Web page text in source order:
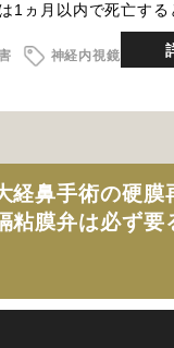
1ヵ月以内で死亡する
神経内視鏡
経鼻手術の硬膜
粘膜弁は必ず要